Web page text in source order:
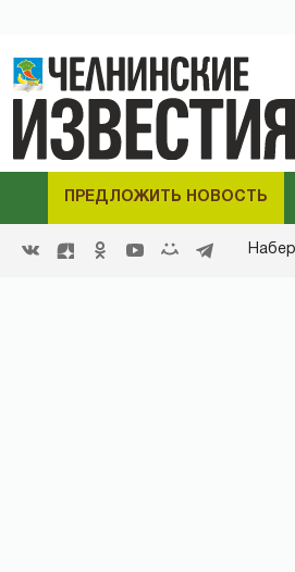
ПРЕДЛОЖИТЬ НОВОСТЬ